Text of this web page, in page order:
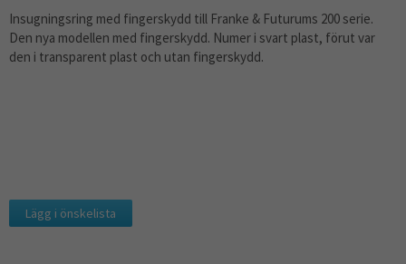
Insugningsring med fingerskydd till Franke & Futurums 200 serie.
Den nya modellen med fingerskydd. Numer i svart plast, förut var
den i transparent plast och utan fingerskydd.
Lägg i önskelista